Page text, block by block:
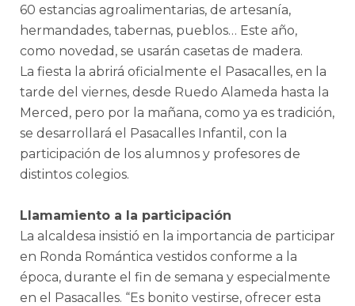
60 estancias agroalimentarias, de artesanía,
hermandades, tabernas, pueblos… Este año,
como novedad, se usarán casetas de madera.
La fiesta la abrirá oficialmente el Pasacalles, en la
tarde del viernes, desde Ruedo Alameda hasta la
Merced, pero por la mañana, como ya es tradición,
se desarrollará el Pasacalles Infantil, con la
participación de los alumnos y profesores de
distintos colegios.
Llamamiento a la participación
La alcaldesa insistió en la importancia de participar
en Ronda Romántica vestidos conforme a la
época, durante el fin de semana y especialmente
en el Pasacalles. “Es bonito vestirse, ofrecer esta